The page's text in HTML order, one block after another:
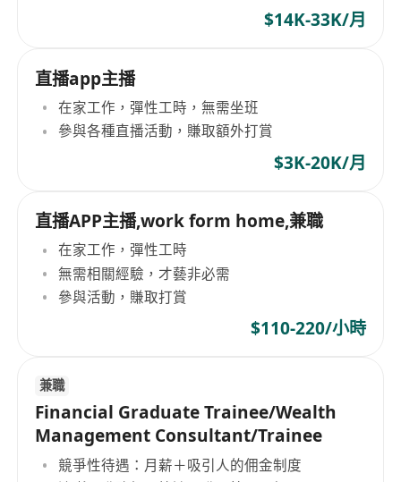
$14K-33K/月
直播app主播
在家工作，彈性工時，無需坐班
參與各種直播活動，賺取額外打賞
$3K-20K/月
直播APP主播,work form home,兼職
在家工作，彈性工時
無需相關經驗，才藝非必需
參與活動，賺取打賞
$110-220/小時
兼職
Financial Graduate Trainee/Wealth
Management Consultant/Trainee
競爭性待遇：月薪＋吸引人的佣金制度